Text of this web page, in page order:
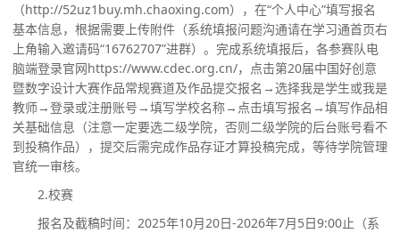
（http://52uz1buy.mh.chaoxing.com），在“个人中心”填写报名
基本信息，根据需要上传附件（系统填报问题沟通请在学习通首页右
上角输入邀请码“16762707”进群）。完成系统填报后，各参赛队电
脑端登录官网https://www.cdec.org.cn/，点击第20届中国好创意
暨数字设计大赛作品常规赛道及作品提交报名→选择我是学生或我是
教师→登录或注册账号→填写学校名称→点击填写报名→填写作品相
关基础信息（注意一定要选二级学院，否则二级学院的后台账号看不
到投稿作品），提交后需完成作品存证才算投稿完成，等待学院管理
官统一审核。
2.校赛
报名及截稿时间： 2025年10月20日-2026年7月5日9:00止（系